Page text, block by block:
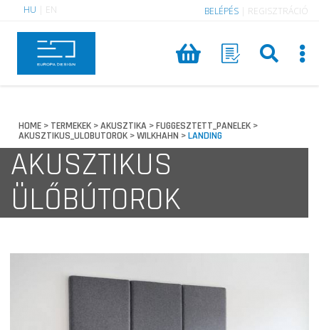
HU EN BELÉPÉS REGISZTRÁCIÓ
HOME > TERMEKEK >AKUSZTIKA >FUGGESZTETT_PANELEK >
AKUSZTIKUS_ULOBUTOROK >WILKHAHN >LANDING
AKUSZTIKUS
ÜLŐBÚTOROK